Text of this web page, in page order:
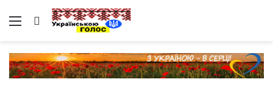
Меню Пошук